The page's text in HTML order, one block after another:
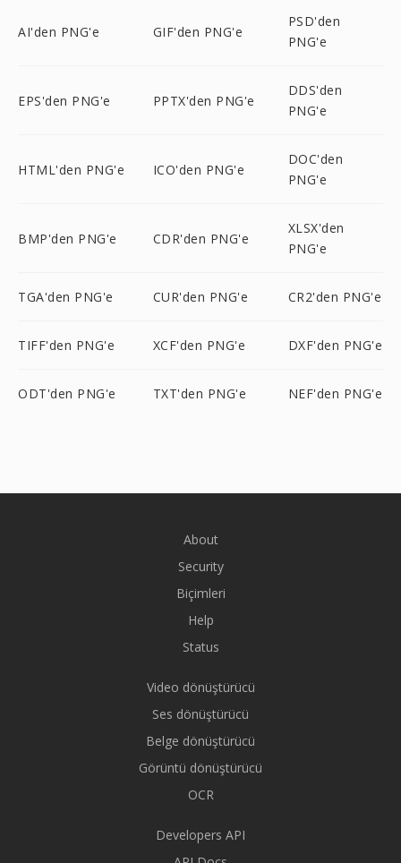
AI'den PNG'e GIF'den PNG'e
PSD'den
PNG'e
EPS'den PNG'e PPTX'den PNG'e
DDS'den
PNG'e
HTML'den PNG'e ICO'den PNG'e
DOC'den
PNG'e
BMP'den PNG'e CDR'den PNG'e
XLSX'den
PNG'e
TGA'den PNG'e CUR'den PNG'e CR2'den PNG'e
TIFF'den PNG'e XCF'den PNG'e DXF'den PNG'e
ODT'den PNG'e TXT'den PNG'e NEF'den PNG'e
About
Security
Biçimleri
Help
Status
Video dönüştürücü
Ses dönüştürücü
Belge dönüştürücü
Görüntü dönüştürücü
OCR
Developers API